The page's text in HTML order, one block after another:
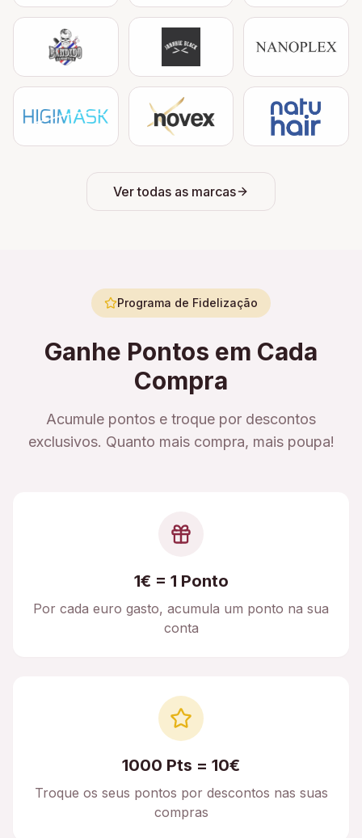
Ver todas as marcas
Programa de Fidelização
Ganhe Pontos em Cada
Compra
Acumule pontos e troque por descontos
exclusivos. Quanto mais compra, mais poupa!
1€ = 1 Ponto
Por cada euro gasto, acumula um ponto na sua
conta
1000 Pts = 10€
Troque os seus pontos por descontos nas suas
compras